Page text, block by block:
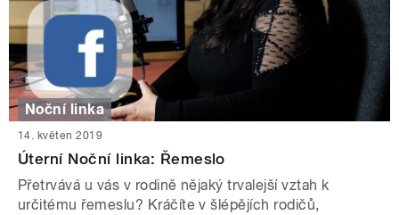
Noční linka
14. květen 2019
Úterní Noční linka: Řemeslo
Přetrvává u vás v rodině nějaký trvalejší vztah k
určitému řemeslu? Kráčíte v šlépějích rodičů,